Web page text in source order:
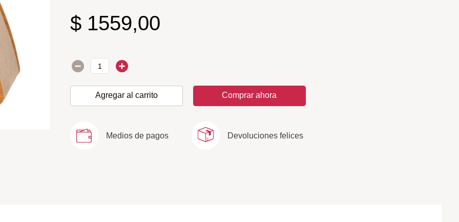
$ 1559,00
Agregar al carrito Comprar ahora
Medios de pagos Devoluciones felices